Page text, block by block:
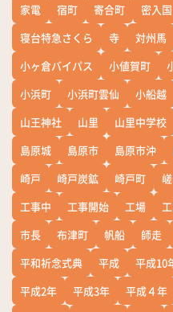
家電
宿町 寄合町 密入国
寝台特急さくら
寺 対州馬
小ヶ倉バイパス
小値賀町
小浜町
小浜町雲仙 小船越
山王神社
山里 山里中学校
島原城
島原市 島原市沖
崎戸
崎戸炭鉱 崎戸町
工事中
工事開始 工場
市長
布津町 帆船 師走
平和祈念式典
平成 平成10
平成2年
平成3年 平成４年